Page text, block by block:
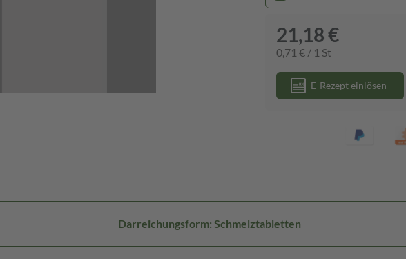
21,18 €
0,71 € / 1 St
E-Rezept einlösen
Darreichungsform: Schmelztabletten